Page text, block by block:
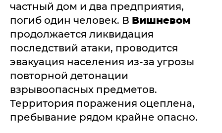
частный дом и два предприятия,
погиб один человек. В Вишневом
продолжается ликвидация
последствий атаки, проводится
эвакуация населения из-за угрозы
повторной детонации
взрывоопасных предметов.
Территория поражения оцеплена,
пребывание рядом крайне опасно.